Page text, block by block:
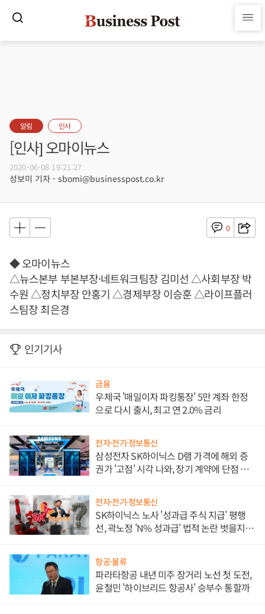
알림 인사
[인사] 오마이뉴스
2020-06-08 19:21:27
성보미 기자 - sbomi@businesspost.co.kr
0
◆ 오마이뉴스
△뉴스본부 부본부장·네트워크팀장 김미선 △사회부장 박
수원 △정치부장 안홍기 △경제부장 이승훈 △라이프플러
스팀장 최은경
인기기사
금융
우체국 '매일이자 파킹통장' 5만 계좌 한정
으로 다시 출시, 최고 연 2.0% 금리
전자·전기·정보통신
삼성전자 SK하이닉스 D램 가격에 해외 증
권가 '고점' 시각 나와, 장기 계약에 단점 부
전자·전기·정보통신
SK하이닉스 노사 '성과급 주식 지급' 평행
선, 곽노정 'N% 성과급' 법적 논란 벗을지 주
항공·물류
파라타항공 내년 미주 장거리 노선 첫 도전,
윤철민 '하이브리드 항공사' 승부수 통할까